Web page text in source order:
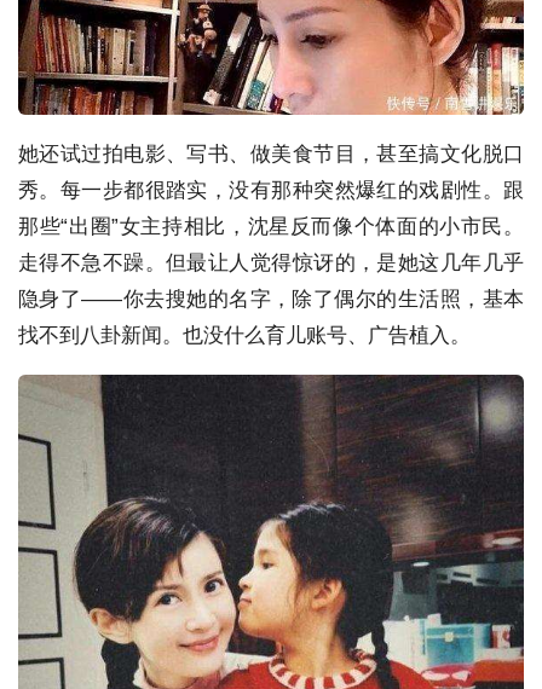
她还试过拍电影、写书、做美食节目，甚至搞文化脱口
秀。每一步都很踏实，没有那种突然爆红的戏剧性。跟
那些“出圈”女主持相比，沈星反而像个体面的小市民。
走得不急不躁。但最让人觉得惊讶的，是她这几年几乎
隐身了——你去搜她的名字，除了偶尔的生活照，基本
找不到八卦新闻。也没什么育儿账号、广告植入。